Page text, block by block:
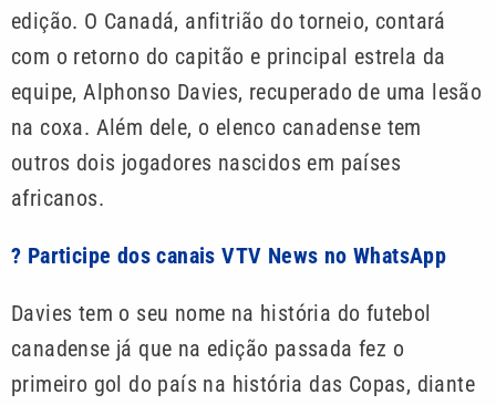
edição. O Canadá, anfitrião do torneio, contará
com o retorno do capitão e principal estrela da
equipe, Alphonso Davies, recuperado de uma lesão
na coxa. Além dele, o elenco canadense tem
outros dois jogadores nascidos em países
africanos.
? Participe dos canais VTV News no WhatsApp
Davies tem o seu nome na história do futebol
canadense já que na edição passada fez o
primeiro gol do país na história das Copas, diante